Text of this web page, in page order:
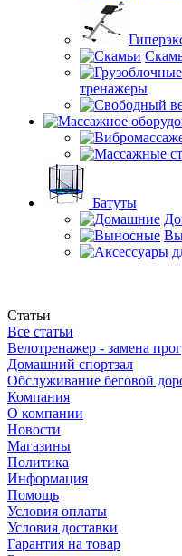
тренажеры
Батуты
Статьи
Все статьи
Велотренажер - замена
Домашний спортзал
Обслуживание беговой
Компания
О компании
Новости
Магазины
Политика
Информация
Помощь
Условия оплаты
Условия доставки
Гарантия на товар